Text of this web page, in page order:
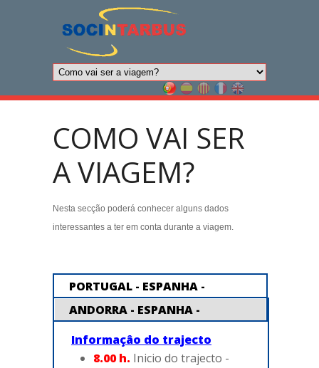
COMO VAI SER
A VIAGEM?
Nesta secção poderá conhecer alguns dados
interessantes a ter em conta durante a viagem.
PORTUGAL - ESPANHA -
ANDORRA
ANDORRA - ESPANHA -
PORTUGAL
Informaçâo do trajecto
8.00 h. Inicio do trajecto -